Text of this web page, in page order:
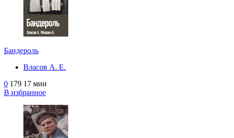
Бандероль
Власов А. Е.
0 179 17 мин
В избранное